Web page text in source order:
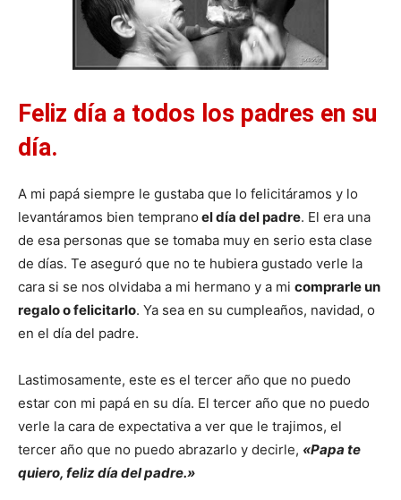
Feliz día a todos los padres en su
día.
A mi papá siempre le gustaba que lo felicitáramos y lo
levantáramos bien temprano el día del padre. El era una
de esa personas que se tomaba muy en serio esta clase
de días. Te aseguró que no te hubiera gustado verle la
cara si se nos olvidaba a mi hermano y a mi comprarle un
regalo o felicitarlo. Ya sea en su cumpleaños, navidad, o
en el día del padre.
Lastimosamente, este es el tercer año que no puedo
estar con mi papá en su día. El tercer año que no puedo
verle la cara de expectativa a ver que le trajimos, el
tercer año que no puedo abrazarlo y decirle, «Papa te
quiero, feliz día del padre.»